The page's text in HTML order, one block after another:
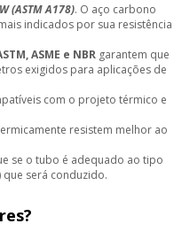
(ASTM A178). O aço carbono
indicados por sua resistência
ASME e NBR garantem que
exigidos para aplicações de
com o projeto térmico e
resistem melhor ao
se o tubo é adequado ao tipo
será conduzido.